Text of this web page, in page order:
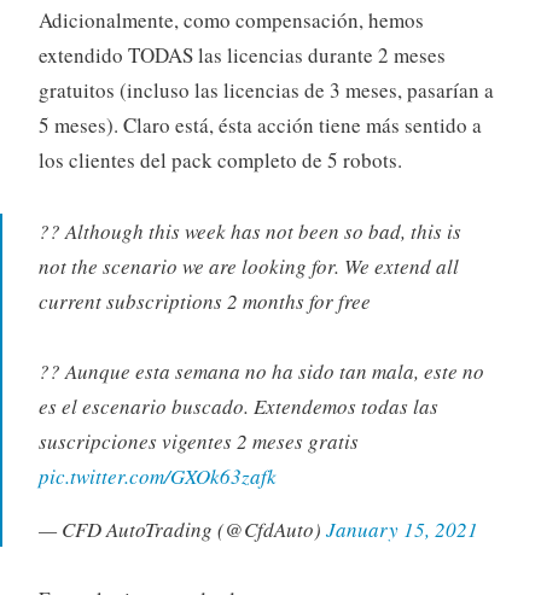
Adicionalmente, como compensación, hemos
extendido TODAS las licencias durante 2 meses
gratuitos (incluso las licencias de 3 meses, pasarían a
5 meses). Claro está, ésta acción tiene más sentido a
los clientes del pack completo de 5 robots.
?? Although this week has not been so bad, this is
not the scenario we are looking for. We extend all
current subscriptions 2 months for free
?? Aunque esta semana no ha sido tan mala, este no
es el escenario buscado. Extendemos todas las
suscripciones vigentes 2 meses gratis
pic.twitter.com/GXOk63zafk
— CFD AutoTrading (@CfdAuto) January 15, 2021